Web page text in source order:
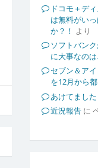
ドコモ＋デ
は無料がい
か？！ より
ソフトバン
に大事なの
セブン＆ア
を12月から
あけてました
近況報告に